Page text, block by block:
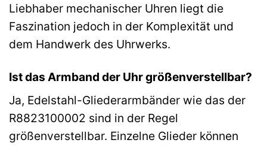
Liebhaber mechanischer Uhren liegt die
Faszination jedoch in der Komplexität und
dem Handwerk des Uhrwerks.
Ist das Armband der Uhr größenverstellbar?
Ja, Edelstahl-Gliederarmbänder wie das der
R8823100002 sind in der Regel
größenverstellbar. Einzelne Glieder können